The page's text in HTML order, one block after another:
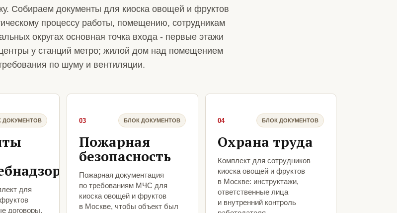
Собираем документы для киоска овощей и фруктов
процессу работы, помещению, сотрудникам
округах основная точка входа - первые этажи
у станций метро; жилой дом над помещением
по шуму и вентиляции.
ДОКУМЕНТОВ
для
договоры,
03 БЛОК ДОКУМЕНТОВ
Пожарная
безопасность
Пожарная документация
по требованиям МЧС для
киоска овощей и фруктов
в Москве, чтобы объект был
04 БЛОК ДОКУМЕНТОВ
Охрана труда
Комплект для сотрудников
киоска овощей и фруктов
в Москве: инструктажи,
ответственные лица
и внутренний контроль